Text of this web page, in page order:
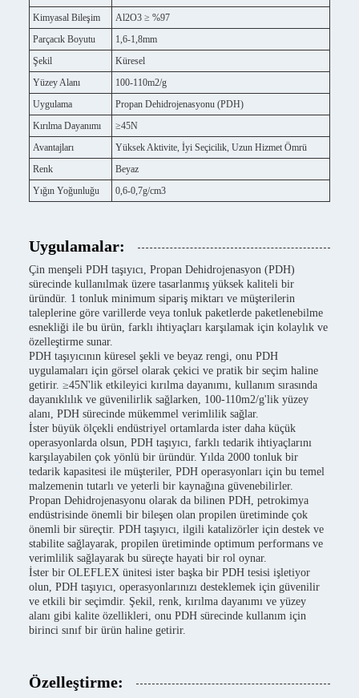
Kimyasal Bileşim
Al2O3 ≥ %97
Parçacık Boyutu
1,6-1,8mm
Şekil
Küresel
Yüzey Alanı
100-110m2/g
Uygulama
Propan Dehidrojenasyonu (PDH)
Kırılma Dayanımı
≥45N
Avantajları
Yüksek Aktivite, İyi Seçicilik, Uzun Hizmet Ömrü
Renk
Beyaz
Yığın Yoğunluğu
0,6-0,7g/cm3
Uygulamalar:
Çin menşeli PDH taşıyıcı, Propan Dehidrojenasyon (PDH)
sürecinde kullanılmak üzere tasarlanmış yüksek kaliteli bir
üründür. 1 tonluk minimum sipariş miktarı ve müşterilerin
taleplerine göre varillerde veya tonluk paketlerde paketlenebilme
esnekliği ile bu ürün, farklı ihtiyaçları karşılamak için kolaylık ve
özelleştirme sunar.
PDH taşıyıcının küresel şekli ve beyaz rengi, onu PDH
uygulamaları için görsel olarak çekici ve pratik bir seçim haline
getirir. ≥45N'lik etkileyici kırılma dayanımı, kullanım sırasında
dayanıklılık ve güvenilirlik sağlarken, 100-110m2/g'lik yüzey
alanı, PDH sürecinde mükemmel verimlilik sağlar.
İster büyük ölçekli endüstriyel ortamlarda ister daha küçük
operasyonlarda olsun, PDH taşıyıcı, farklı tedarik ihtiyaçlarını
karşılayabilen çok yönlü bir üründür. Yılda 2000 tonluk bir
tedarik kapasitesi ile müşteriler, PDH operasyonları için bu temel
malzemenin tutarlı ve yeterli bir kaynağına güvenebilirler.
Propan Dehidrojenasyonu olarak da bilinen PDH, petrokimya
endüstrisinde önemli bir bileşen olan propilen üretiminde çok
önemli bir süreçtir. PDH taşıyıcı, ilgili katalizörler için destek ve
stabilite sağlayarak, propilen üretiminde optimum performans ve
verimlilik sağlayarak bu süreçte hayati bir rol oynar.
İster bir OLEFLEX ünitesi ister başka bir PDH tesisi işletiyor
olun, PDH taşıyıcı, operasyonlarınızı desteklemek için güvenilir
ve etkili bir seçimdir. Şekil, renk, kırılma dayanımı ve yüzey
alanı gibi kalite özellikleri, onu PDH sürecinde kullanım için
birinci sınıf bir ürün haline getirir.
Özelleştirme: